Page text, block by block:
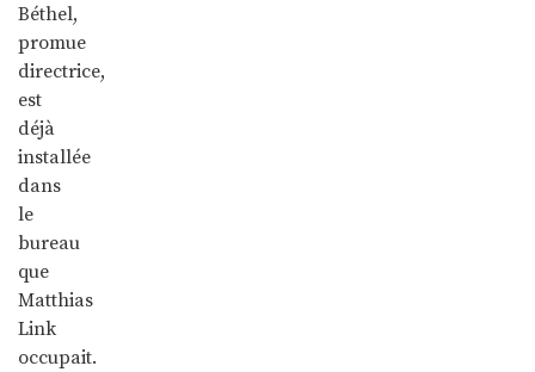
Béthel,
promue
directrice,
est
déjà
installée
dans
le
bureau
que
Matthias
Link
occupait.